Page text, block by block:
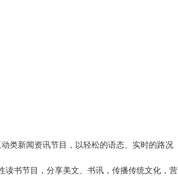
类新闻资讯节目，以轻松的语态、实时的路况
读书节目，分享美文、书讯，传播传统文化，营